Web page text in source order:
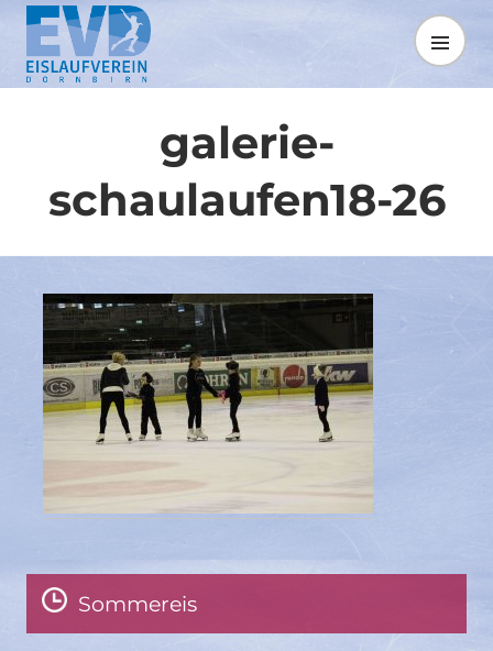
Springe
zum
Inhalt
MENÜ
galerie-
schaulaufen18-26
Sommereis